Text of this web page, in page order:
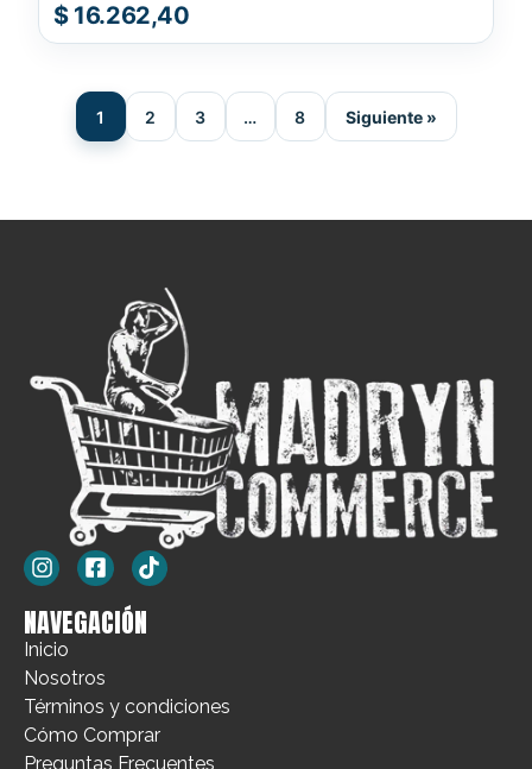
$16.262,40
1 2 3 … 8 Siguiente »
NAVEGACIÓN
Inicio
Nosotros
Términos y condiciones
Cómo Comprar
Preguntas Frecuentes